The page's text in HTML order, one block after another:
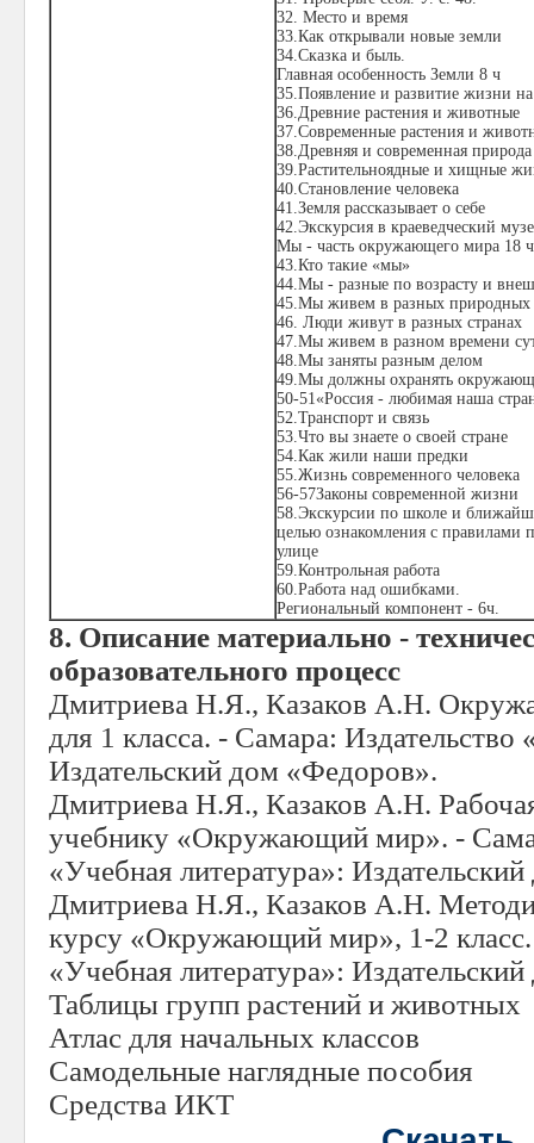
32. Место и время
33.Как открывали новые земли
34.Сказка и быль.
Главная особенность Земли 8 ч
35.Появление и развитие жизни
36.Древние растения и животные
37.Современные растения и
38.Древняя и современная
39.Растительноядные и хищные
40.Становление человека
41.Земля рассказывает о себе
42.Экскурсия в краеведческий
Мы - часть окружающего мира 18 ч
43.Кто такие «мы»
44.Мы - разные по возрасту и
45.Мы живем в разных природных
46. Люди живут в разных странах
47.Мы живем в разном времени
48.Мы заняты разным делом
49.Мы должны охранять
50-51«Россия - любимая наша
52.Транспорт и связь
53.Что вы знаете о своей стране
54.Как жили наши предки
55.Жизнь современного человека
56-57Законы современной жизни
58.Экскурсии по школе и
целью ознакомления с правилами
улице
59.Контрольная работа
60.Работа над ошибками.
Региональный компонент - 6ч.
8. Описание материально -
образовательного процесс
Дмитриева Н.Я., Казаков А.Н.
для 1 класса. - Самара: Издательство
Издательский дом «Федоров».
Дмитриева Н.Я., Казаков А.Н.
учебнику «Окружающий мир». -
«Учебная литература»:
Дмитриева Н.Я., Казаков А.Н.
курсу «Окружающий мир», 1-2 класс.
«Учебная литература»:
Таблицы групп растений и животных
Атлас для начальных классов
Самодельные наглядные пособия
Средства ИКТ